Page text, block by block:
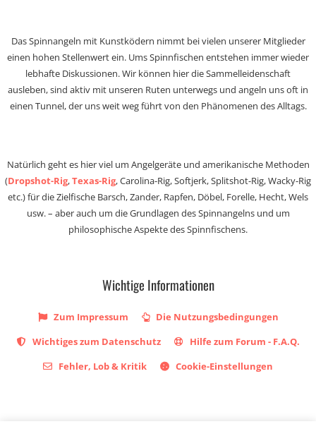
Das Spinnangeln mit Kunstködern nimmt bei vielen unserer Mitglieder
einen hohen Stellenwert ein. Ums Spinnfischen entstehen immer wieder
lebhafte Diskussionen. Wir können hier die Sammelleidenschaft
ausleben, sind aktiv mit unseren Ruten unterwegs und angeln uns oft in
einen Tunnel, der uns weit weg führt von den Phänomenen des Alltags.
Natürlich geht es hier viel um Angelgeräte und amerikanische Methoden
(Dropshot-Rig,Texas-Rig, Carolina-Rig, Softjerk, Splitshot-Rig, Wacky-Rig
etc.) für die Zielfische Barsch, Zander, Rapfen, Döbel, Forelle, Hecht, Wels
usw. – aber auch um die Grundlagen des Spinnangelns und um
philosophische Aspekte des Spinnfischens.
Wichtige Informationen
Zum Impressum
Die Nutzungsbedingungen
Wichtiges zum Datenschutz
Hilfe zum Forum - F.A.Q.
Fehler, Lob & Kritik
Cookie-Einstellungen